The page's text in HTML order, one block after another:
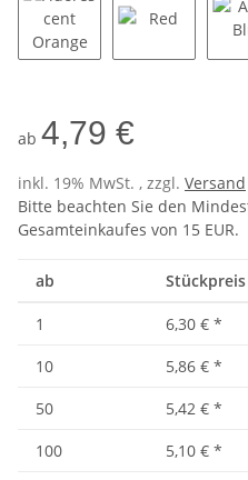
ab 4,79 €
inkl. 19% MwSt. , zzgl. Versand
Bitte beachten Sie den
Gesamteinkaufes von 15 EUR.
ab
1 6,30 € *
10
5,86 € *
50
5,42 € *
100
5,10 € *